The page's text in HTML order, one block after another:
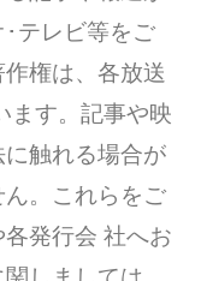
テレビ等をご
権は、各放送
ます。記事や映
触れる場合が
。これらをご
発行会 社へお